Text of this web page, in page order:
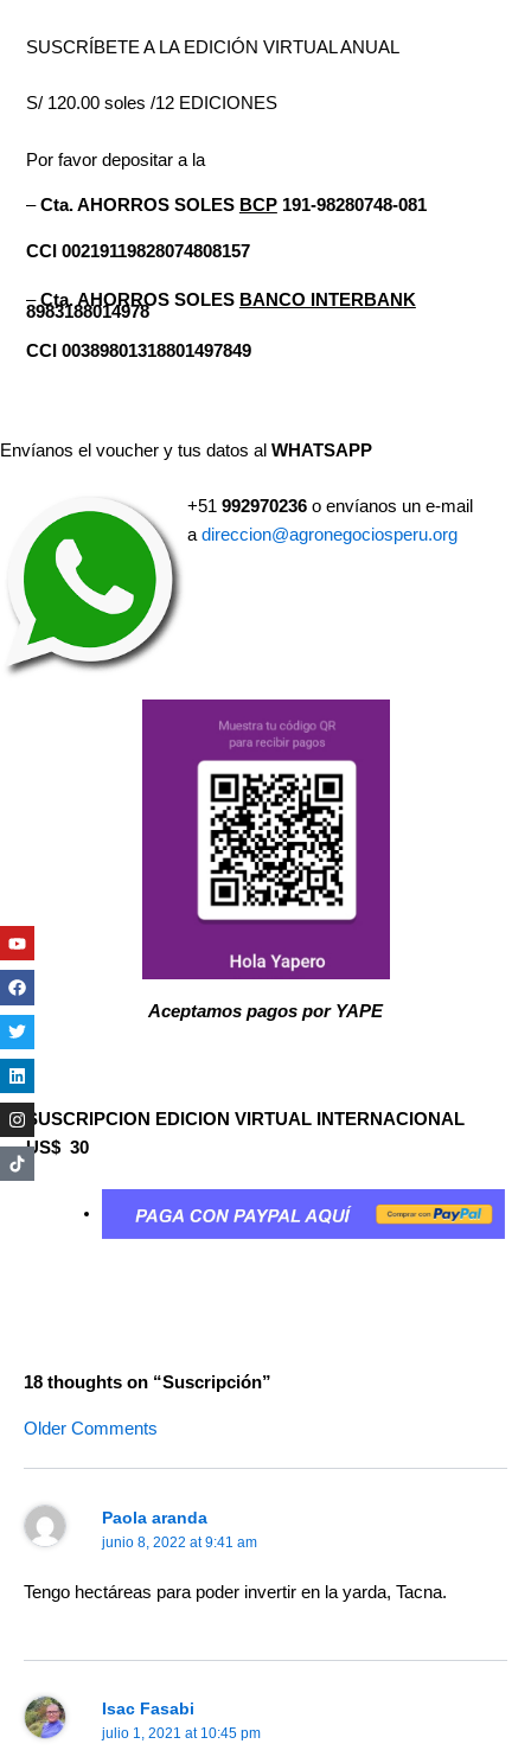
SUSCRÍBETE A LA EDICIÓN VIRTUAL ANUAL
S/ 120.00 soles /12 EDICIONES
Por favor depositar a la
–Cta. AHORROS SOLES BCP191-98280748-081
CCI 00219119828074808157
–Cta. AHORROS SOLES BANCO INTERBANK
8983188014978
CCI 00389801318801497849
Envíanos el voucher y tus datos al WHATSAPP
+51 992970236 o envíanos un e-mail
adireccion@agronegociosperu.org
Aceptamos pagos por YAPE
SUSCRIPCION EDICION VIRTUAL INTERNACIONAL
US$ 30
18 thoughts on “Suscripción”
Older Comments
Paola aranda
junio 8, 2022 at 9:41 am
Tengo hectáreas para poder invertir en la yarda, Tacna.
Isac Fasabi
julio 1, 2021 at 10:45 pm
Youtube
Facebook
Twitter
Linkedin
Instagram